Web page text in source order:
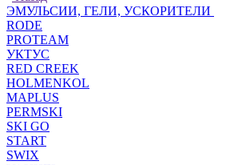
ЭМУЛЬСИИ, ГЕЛИ, УСКОРИТЕЛИ
RODE
PROTEAM
УКТУС
RED CREEK
HOLMENKOL
MAPLUS
PERMSKI
SKI GO
START
SWIX